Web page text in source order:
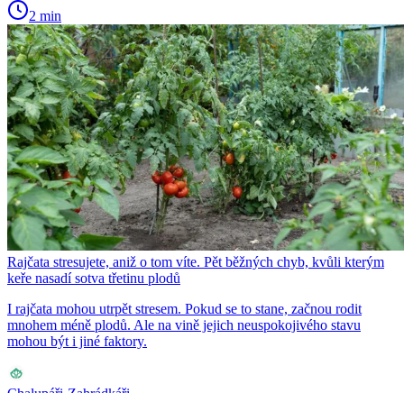
2 min
Rajčata stresujete, aniž o tom víte. Pět běžných chyb, kvůli kterým
keře nasadí sotva třetinu plodů
I rajčata mohou utrpět stresem. Pokud se to stane, začnou rodit
mnohem méně plodů. Ale na vině jejich neuspokojivého stavu
mohou být i jiné faktory.